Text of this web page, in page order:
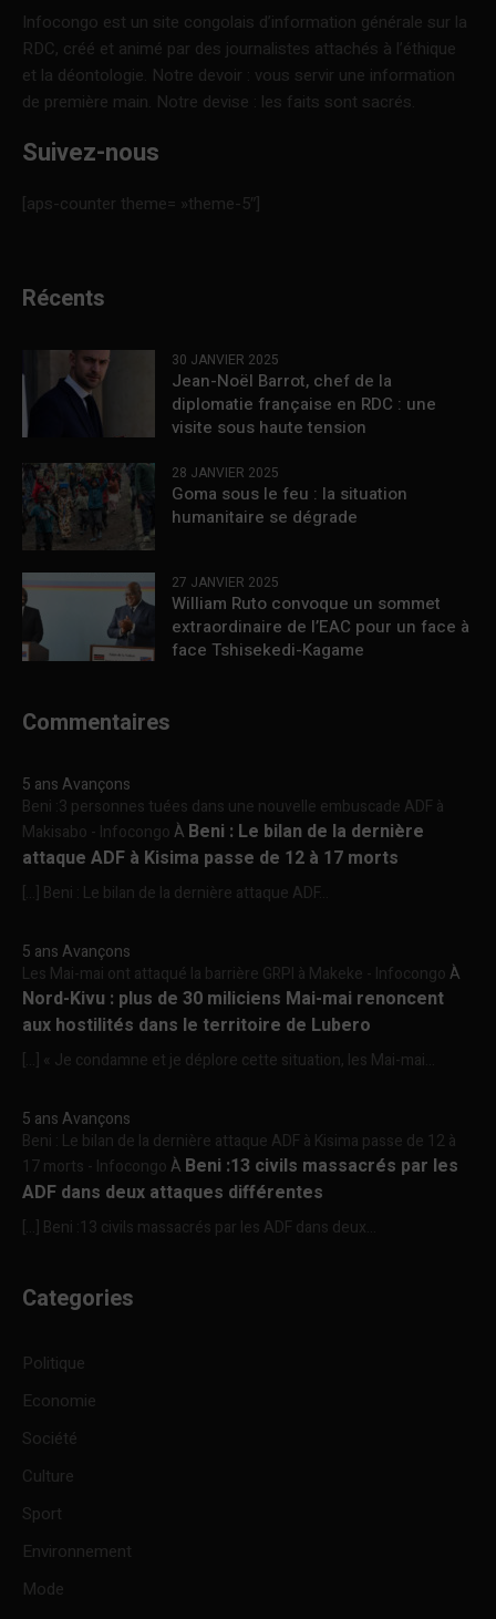
Infocongo est un site congolais d’information générale sur la
RDC, créé et animé par des journalistes attachés à l’éthique
et la déontologie. Notre devoir : vous servir une information
de première main. Notre devise : les faits sont sacrés.
Suivez-nous
[aps-counter theme= »theme-5″]
Récents
30 JANVIER 2025
Jean-Noël Barrot, chef de la
diplomatie française en RDC : une
visite sous haute tension
28 JANVIER 2025
Goma sous le feu : la situation
humanitaire se dégrade
27 JANVIER 2025
William Ruto convoque un sommet
extraordinaire de l’EAC pour un face à
face Tshisekedi-Kagame
Commentaires
5 ans Avançons
Beni :3 personnes tuées dans une nouvelle embuscade ADF à
Makisabo - InfocongoÀ Beni : Le bilan de la dernière
attaque ADF à Kisima passe de 12 à 17 morts
[…] Beni : Le bilan de la dernière attaque ADF...
5 ans Avançons
Les Mai-mai ont attaqué la barrière GRPI à Makeke - InfocongoÀ
Nord-Kivu : plus de 30 miliciens Mai-mai renoncent
aux hostilités dans le territoire de Lubero
[…] « Je condamne et je déplore cette situation, les Mai-mai...
5 ans Avançons
Beni : Le bilan de la dernière attaque ADF à Kisima passe de 12 à
17 morts - InfocongoÀ Beni :13 civils massacrés par les
ADF dans deux attaques différentes
[…] Beni :13 civils massacrés par les ADF dans deux...
Categories
Politique
Economie
Société
Culture
Sport
Environnement
Mode